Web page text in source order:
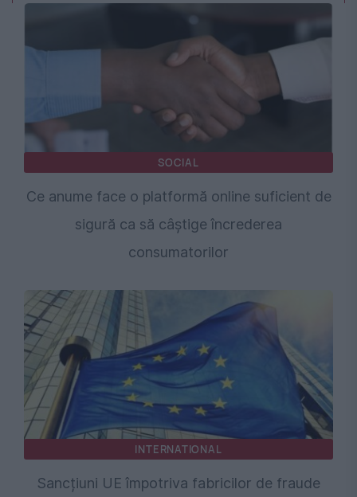
SOCIAL
Ce anume face o platformă online suficient de
sigură ca să câștige încrederea
consumatorilor
INTERNATIONAL
Sancțiuni UE împotriva fabricilor de fraude